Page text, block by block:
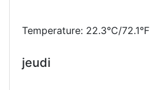
Temperature: 22.3°C/72.1°F
jeudi